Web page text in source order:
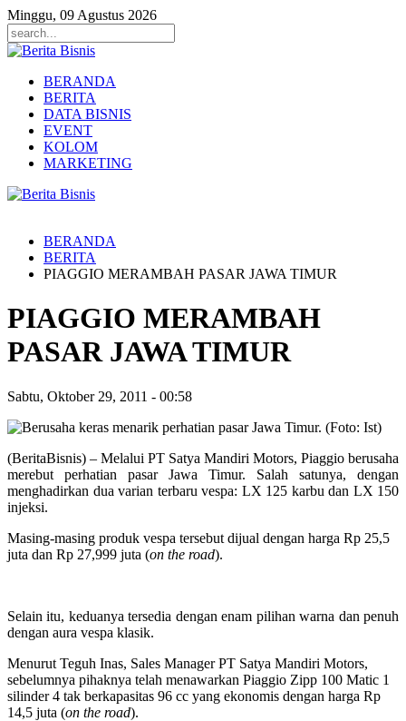
Minggu, 09 Agustus 2026
BERANDA
BERITA
DATA BISNIS
EVENT
KOLOM
MARKETING
BERANDA
BERITA
PIAGGIO MERAMBAH PASAR JAWA TIMUR
PIAGGIO MERAMBAH
PASAR JAWA TIMUR
Sabtu, Oktober 29, 2011 - 00:58
(BeritaBisnis) – Melalui PT Satya Mandiri Motors, Piaggio berusaha
merebut perhatian pasar Jawa Timur. Salah satunya, dengan
menghadirkan dua varian terbaru vespa: LX 125 karbu dan LX 150
injeksi.
Masing-masing produk vespa tersebut dijual dengan harga Rp 25,5
juta dan Rp 27,999 juta (on the road).
Selain itu, keduanya tersedia dengan enam pilihan warna dan penuh
dengan aura vespa klasik.
Menurut Teguh Inas, Sales Manager PT Satya Mandiri Motors,
sebelumnya pihaknya telah menawarkan Piaggio Zipp 100 Matic 1
silinder 4 tak berkapasitas 96 cc yang ekonomis dengan harga Rp
14,5 juta (on the road).